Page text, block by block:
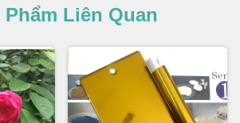
Phẩm Liên Quan